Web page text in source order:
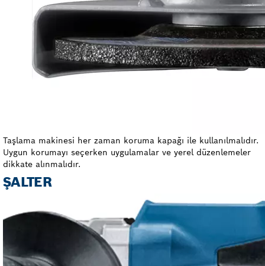
Taşlama makinesi her zaman koruma kapağı ile kullanılmalıdır.
Uygun korumayı seçerken uygulamalar ve yerel düzenlemeler
dikkate alınmalıdır.
ŞALTER